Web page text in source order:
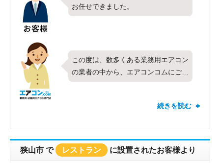
お任せできました。
この度は、数多くある業務用エアコン
の業者の中から、エアコンコムにご用
命頂きまして、ありがとうございま
今回各種施設様に、日立製業務用エア
安心してお任せできた、と言うお褒め
のお言葉、ありがとうございます。
続きを読む
狭山市 で レストラン に設置されたお客様より